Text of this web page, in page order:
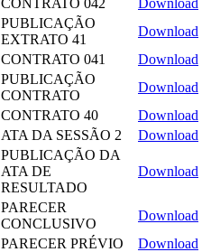
PUBLICAÇÃO
EXTRATO 41
Download
CONTRATO 041
Download
PUBLICAÇÃO
CONTRATO
Download
CONTRATO 40
Download
ATA DA SESSÃO 2 Download
PUBLICAÇÃO DA
ATA DE
RESULTADO
Download
PARECER
CONCLUSIVO
Download
PARECER PRÉVIO
Download